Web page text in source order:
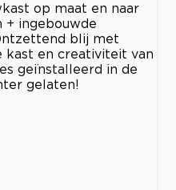
op maat en naar
+ ingebouwde
blij met
kast en creativiteit van
geïnstalleerd in de
gelaten!